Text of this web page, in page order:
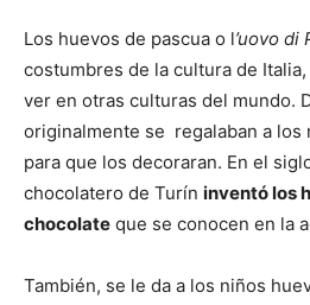
Los huevos de pascua o l’uovo di
costumbres de la cultura de
ver en otras culturas del mundo.
originalmente se regalaban a los
para que los decoraran. En el
chocolatero de Turín inventó los
chocolate que se conocen en la
También, se le da a los niños